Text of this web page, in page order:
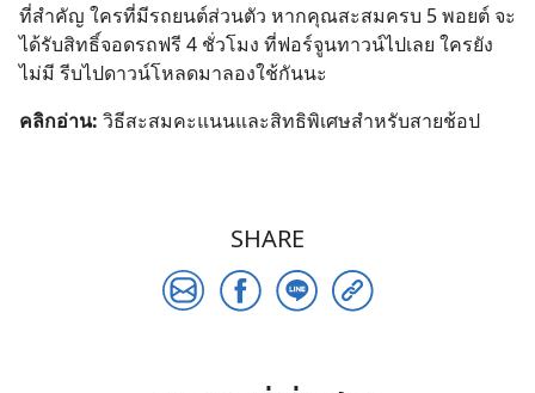
ที่สำคัญ ใครที่มีรถยนต์ส่วนตัว หากคุณสะสมครบ 5 พอยต์ จะ
ได้รับสิทธิ์จอดรถฟรี 4 ชั่วโมง ที่ฟอร์จูนทาวน์ไปเลย ใครยัง
ไม่มี รีบไปดาวน์โหลดมาลองใช้กันนะ
คลิกอ่าน: วิธีสะสมคะแนนและสิทธิพิเศษสำหรับสายช้อป
SHARE